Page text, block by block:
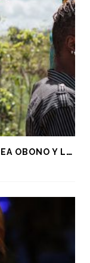
L
A VOZ DE LA RESISTENCIA: MELIBEA OBONO Y LA LUCHA LGTBI EN GUINEA ECUATORIAL